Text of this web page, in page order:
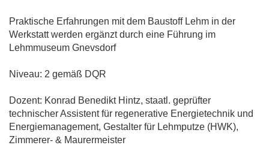
Praktische Erfahrungen mit dem Baustoff Lehm in der
Werkstatt werden ergänzt durch eine Führung im
Lehmmuseum Gnevsdorf
Niveau: 2 gemäß DQR
Dozent: Konrad Benedikt Hintz, staatl. geprüfter
technischer Assistent für regenerative Energietechnik und
Energiemanagement, Gestalter für Lehmputze (HWK),
Zimmerer- & Maurermeister